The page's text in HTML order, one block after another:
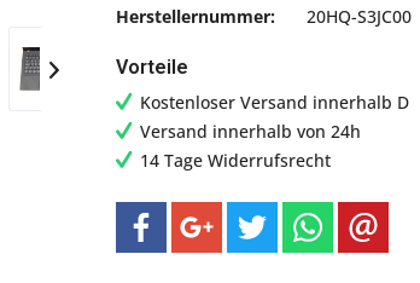
Herstellernummer:
20HQ-S3JC00
Vorteile
Kostenloser Versand innerhalb D
Versand innerhalb von 24h
14 Tage Widerrufsrecht